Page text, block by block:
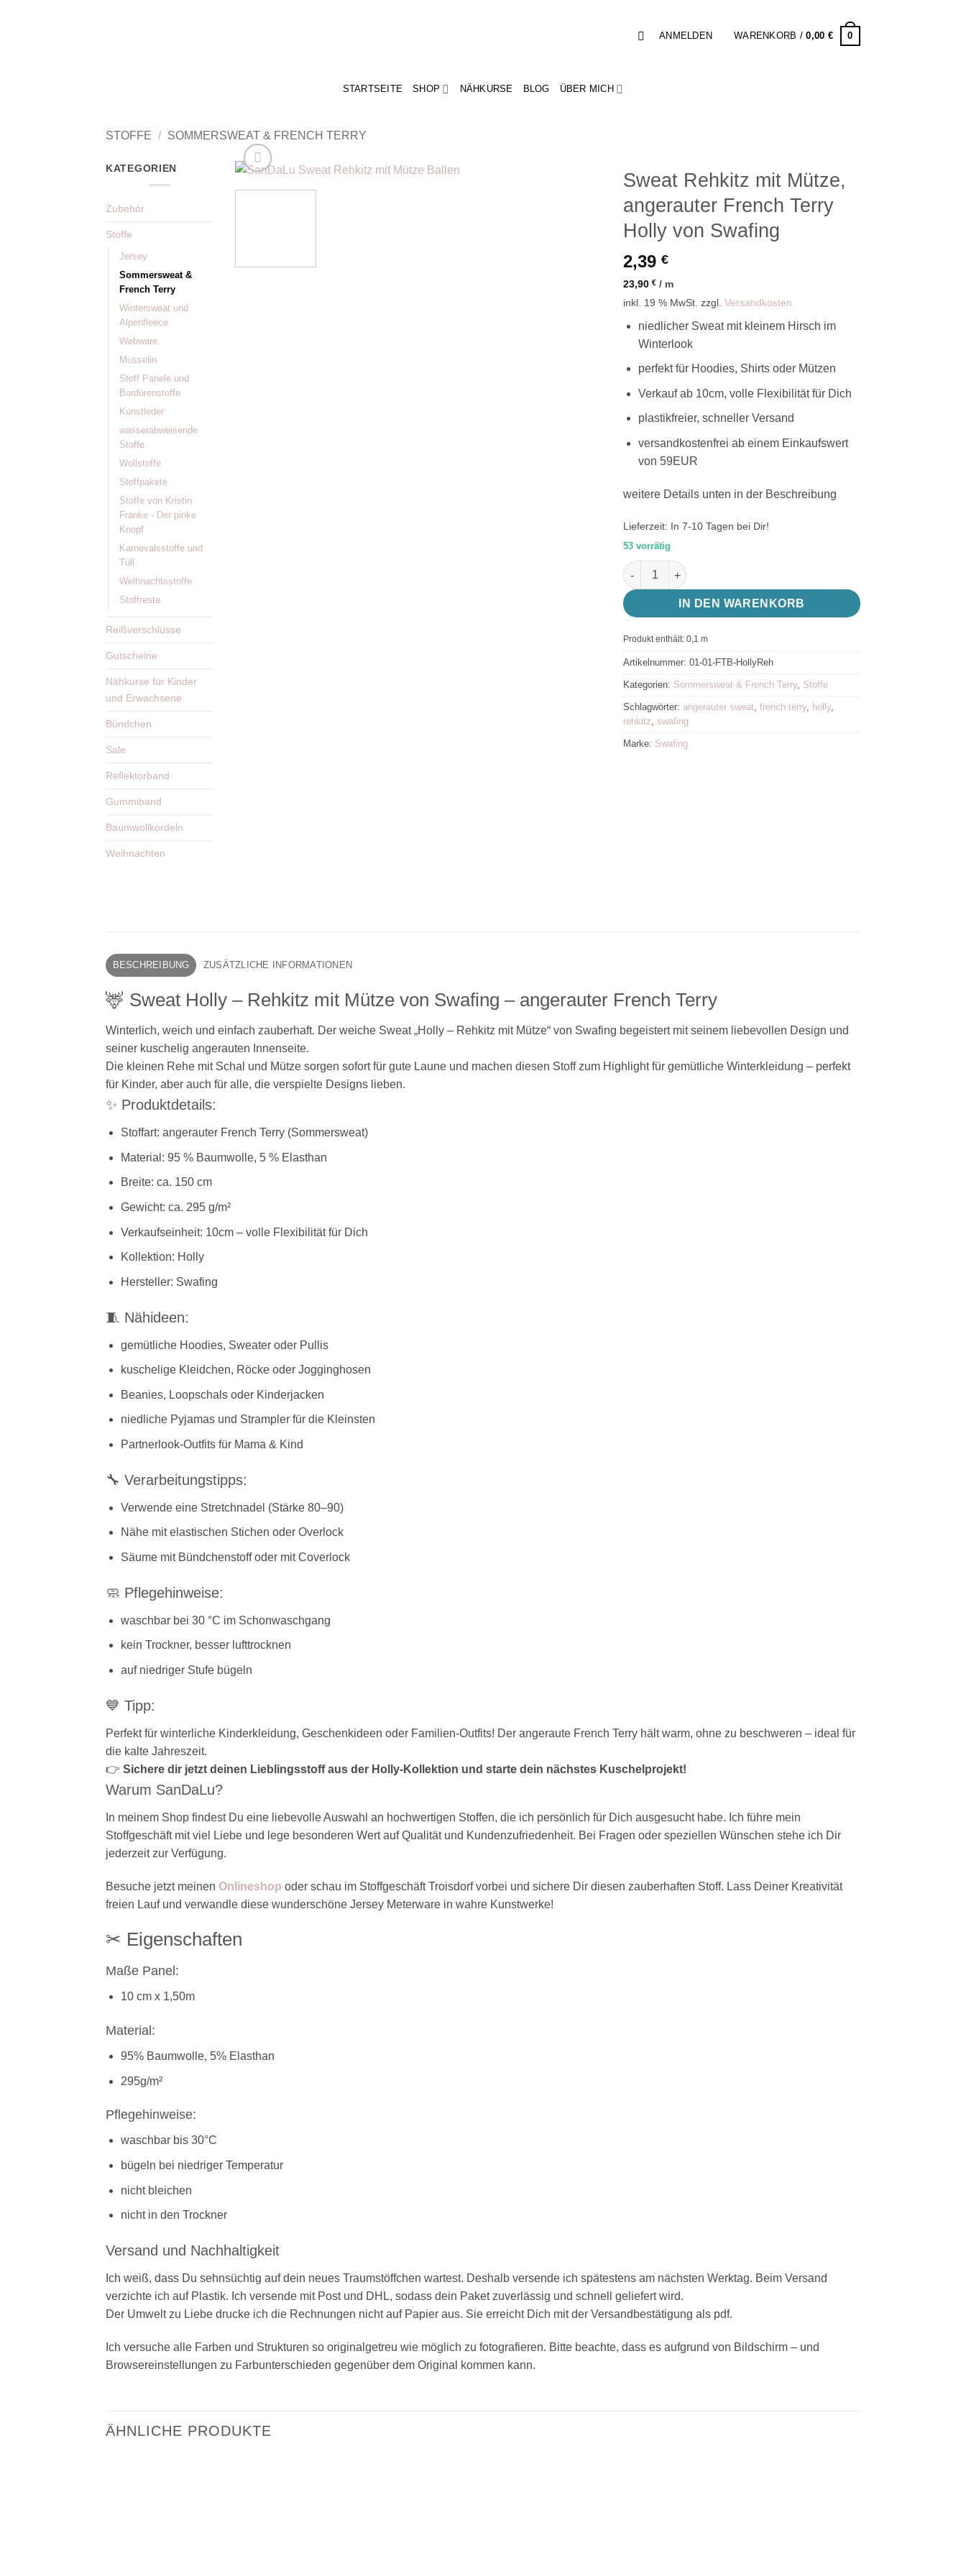
ANMELDEN WARENKORB /0,00 € 0
STARTSEITE SHOP NÄHKURSE BLOG ÜBER MICH
STOFFE / SOMMERSWEAT & FRENCH TERRY
KATEGORIEN
Zubehör
Stoffe
Jersey
Sommersweat &
French Terry
Wintersweat und
Alpenfleece
Webware
Musselin
Stoff Panele und
Bordürenstoffe
Kunstleder
wasserabweisende
Stoffe
Wollstoffe
Stoffpakete
Stoffe von Kristin
Franke - Der pinke
Knopf
Karnevalsstoffe und
Tüll
Weihnachtsstoffe
Stoffreste
Reißverschlüsse
Gutscheine
Nähkurse für Kinder
und Erwachsene
Bündchen
Sale
Reflektorband
Gummiband
Baumwollkordeln
Weihnachten
Sweat Rehkitz mit Mütze,
angerauter French Terry
Holly von Swafing
2,39 €
23,90 € / m
inkl. 19 % MwSt. zzgl. Versandkosten
niedlicher Sweat mit kleinem Hirsch im
Winterlook
perfekt für Hoodies, Shirts oder Mützen
Verkauf ab 10cm, volle Flexibilität für Dich
plastikfreier, schneller Versand
versandkostenfrei ab einem Einkaufswert
von 59EUR
weitere Details unten in der Beschreibung
Lieferzeit: In 7-10 Tagen bei Dir!
53 vorrätig
Sweat Rehkitz mit Mütze, angerauter French Terry Holly von Swafing
IN DEN WARENKORB
Produkt enthält: 0,1 m
Artikelnummer: 01-01-FTB-HollyReh
Kategorien: Sommersweat & French Terry, Stoffe
Schlagwörter: angerauter sweat, french terry, holly,
rehkitz, swafing
Marke: Swafing
BESCHREIBUNG ZUSÄTZLICHE INFORMATIONEN
🦌 Sweat Holly – Rehkitz mit Mütze von Swafing – angerauter French Terry
Winterlich, weich und einfach zauberhaft. Der weiche Sweat „Holly – Rehkitz mit Mütze“ von Swafing begeistert mit seinem liebevollen Design und
seiner kuschelig angerauten Innenseite.
Die kleinen Rehe mit Schal und Mütze sorgen sofort für gute Laune und machen diesen Stoff zum Highlight für gemütliche Winterkleidung – perfekt
für Kinder, aber auch für alle, die verspielte Designs lieben.
✨ Produktdetails:
Stoffart: angerauter French Terry (Sommersweat)
Material: 95 % Baumwolle, 5 % Elasthan
Breite: ca. 150 cm
Gewicht: ca. 295 g/m²
Verkaufseinheit: 10cm – volle Flexibilität für Dich
Kollektion: Holly
Hersteller: Swafing
🧵 Nähideen:
gemütliche Hoodies, Sweater oder Pullis
kuschelige Kleidchen, Röcke oder Jogginghosen
Beanies, Loopschals oder Kinderjacken
niedliche Pyjamas und Strampler für die Kleinsten
Partnerlook-Outfits für Mama & Kind
🔧 Verarbeitungstipps:
Verwende eine Stretchnadel (Stärke 80–90)
Nähe mit elastischen Stichen oder Overlock
Säume mit Bündchenstoff oder mit Coverlock
🧼 Pflegehinweise:
waschbar bei 30 °C im Schonwaschgang
kein Trockner, besser lufttrocknen
auf niedriger Stufe bügeln
💙 Tipp:
Perfekt für winterliche Kinderkleidung, Geschenkideen oder Familien-Outfits! Der angeraute French Terry hält warm, ohne zu beschweren – ideal für
die kalte Jahreszeit.
👉 Sichere dir jetzt deinen Lieblingsstoff aus der Holly-Kollektion und starte dein nächstes Kuschelprojekt!
Warum SanDaLu?
In meinem Shop findest Du eine liebevolle Auswahl an hochwertigen Stoffen, die ich persönlich für Dich ausgesucht habe. Ich führe mein
Stoffgeschäft mit viel Liebe und lege besonderen Wert auf Qualität und Kundenzufriedenheit. Bei Fragen oder speziellen Wünschen stehe ich Dir
jederzeit zur Verfügung.
Besuche jetzt meinen Onlineshop oder schau im Stoffgeschäft Troisdorf vorbei und sichere Dir diesen zauberhaften Stoff. Lass Deiner Kreativität
freien Lauf und verwandle diese wunderschöne Jersey Meterware in wahre Kunstwerke!
✂ Eigenschaften
Maße Panel:
10 cm x 1,50m
Material:
95% Baumwolle, 5% Elasthan
295g/m²
Pflegehinweise:
waschbar bis 30°C
bügeln bei niedriger Temperatur
nicht bleichen
nicht in den Trockner
Versand und Nachhaltigkeit
Ich weiß, dass Du sehnsüchtig auf dein neues Traumstöffchen wartest. Deshalb versende ich spätestens am nächsten Werktag. Beim Versand
verzichte ich auf Plastik. Ich versende mit Post und DHL, sodass dein Paket zuverlässig und schnell geliefert wird.
Der Umwelt zu Liebe drucke ich die Rechnungen nicht auf Papier aus. Sie erreicht Dich mit der Versandbestätigung als pdf.
Ich versuche alle Farben und Strukturen so originalgetreu wie möglich zu fotografieren. Bitte beachte, dass es aufgrund von Bildschirm – und
Browsereinstellungen zu Farbunterschieden gegenüber dem Original kommen kann.
ÄHNLICHE PRODUKTE